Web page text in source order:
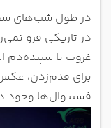
در طول شب‌های
در تاریکی فرو
غروب یا سپیده‌دم
برای قدم‌زدن،
فستیوال‌ها وجود